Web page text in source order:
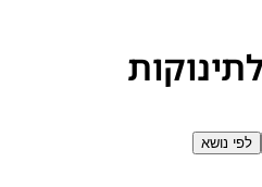
לפי נושא